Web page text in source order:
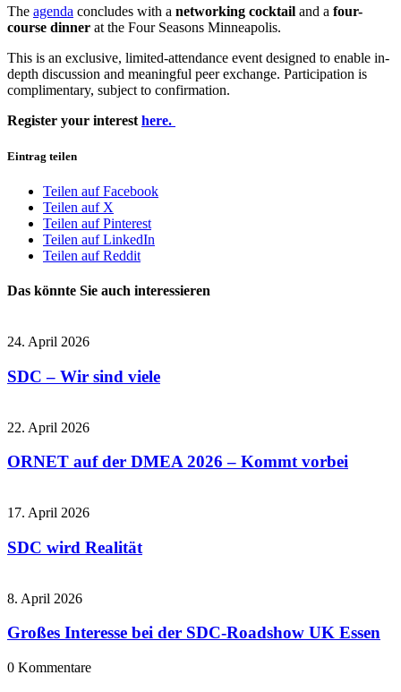
The agenda concludes with a networking cocktail and a four-
course dinner at the Four Seasons Minneapolis.
This is an exclusive, limited-attendance event designed to enable in-
depth discussion and meaningful peer exchange. Participation is
complimentary, subject to confirmation.
Register your interesthere.
Eintrag teilen
Teilen auf Facebook
Teilen auf X
Teilen auf Pinterest
Teilen auf LinkedIn
Teilen auf Reddit
Das könnte Sie auch interessieren
24. April 2026
SDC – Wir sind viele
22. April 2026
ORNET auf der DMEA 2026 – Kommt vorbei
17. April 2026
SDC wird Realität
8. April 2026
Großes Interesse bei der SDC-Roadshow UK Essen
0 Kommentare